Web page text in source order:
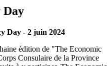
Day
Day - 2 juin 2024
édition de "The Economic
Consulaire de la Province